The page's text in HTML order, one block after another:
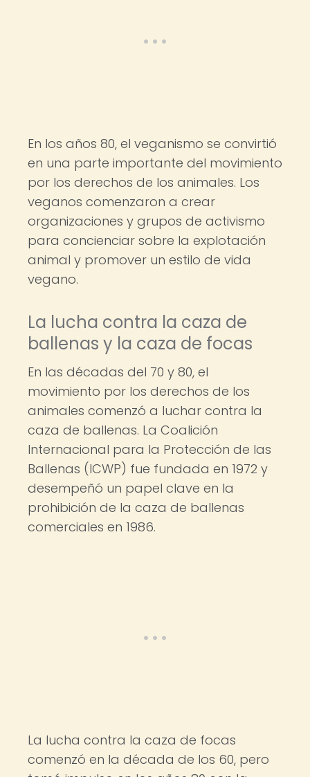
En los años 80, el veganismo se convirtió
en una parte importante del movimiento
por los derechos de los animales. Los
veganos comenzaron a crear
organizaciones y grupos de activismo
para concienciar sobre la explotación
animal y promover un estilo de vida
vegano.
La lucha contra la caza de
ballenas y la caza de focas
En las décadas del 70 y 80, el
movimiento por los derechos de los
animales comenzó a luchar contra la
caza de ballenas. La Coalición
Internacional para la Protección de las
Ballenas (ICWP) fue fundada en 1972 y
desempeñó un papel clave en la
prohibición de la caza de ballenas
comerciales en 1986.
La lucha contra la caza de focas
comenzó en la década de los 60, pero